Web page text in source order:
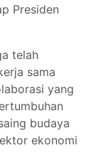
Presiden
telah
sama
yang
budaya
ekonomi